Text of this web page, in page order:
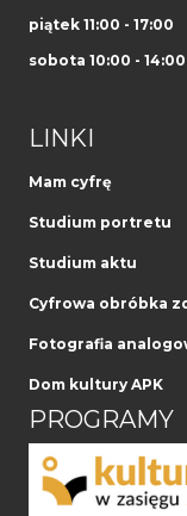
piątek 11:00 - 17:00
sobota 10:00 -
LINKI
Mam cyfrę
Studium portretu
Studium aktu
Cyfrowa obróbka
Fotografia
Dom kultury APK
PROGRAMY